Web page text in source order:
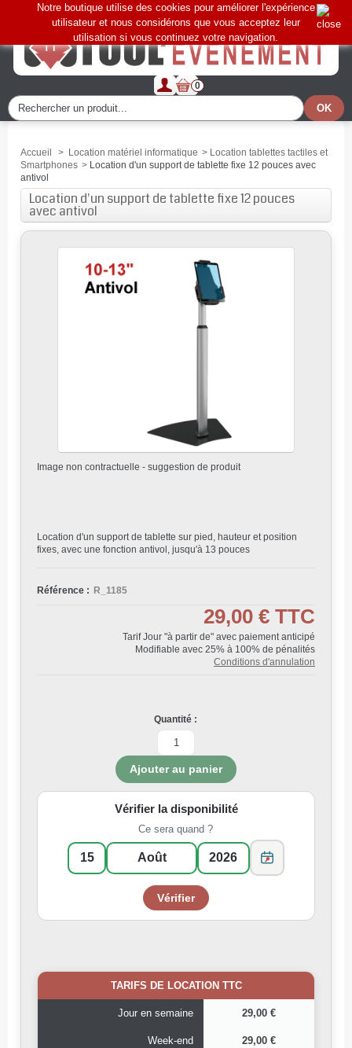
0
Notre boutique utilise des cookies pour améliorer l'expérience
utilisateur et nous considérons que vous acceptez leur
utilisation si vous continuez votre navigation.
Accueil > Location matériel informatique > Location tablettes tactiles et
Smartphones > Location d'un support de tablette fixe 12 pouces avec
antivol
Location d'un support de tablette fixe 12 pouces
avec antivol
Image non contractuelle - suggestion de produit
Location d'un support de tablette sur pied, hauteur et position
fixes, avec une fonction antivol, jusqu'à 13 pouces
Référence : R_1185
29,00 € TTC
Tarif Jour "à partir de" avec paiement anticipé
Modifiable avec 25% à 100% de pénalités
Conditions d'annulation
Quantité :
Vérifier la disponibilité
Ce sera quand ?
TARIFS DE LOCATION TTC
Jour en semaine 29,00 €
Week-end 29,00 €